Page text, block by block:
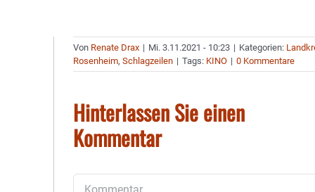
Von Renate Drax | Mi. 3.11.2021 - 10:23 | Kategorien:
Rosenheim,Schlagzeilen | Tags: KINO | 0 Kommentare
Hinterlassen Sie einen
Kommentar